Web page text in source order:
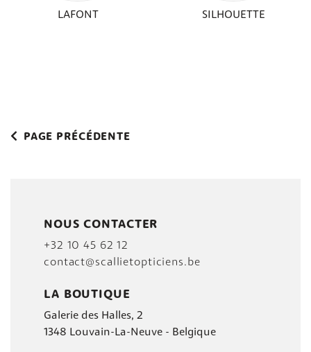
LAFONT SILHOUETTE
PAGE PRÉCÉDENTE
NOUS CONTACTER
+32 10 45 62 12
contact@scallietopticiens.be
LA BOUTIQUE
Galerie des Halles, 2
1348 Louvain-La-Neuve - Belgique